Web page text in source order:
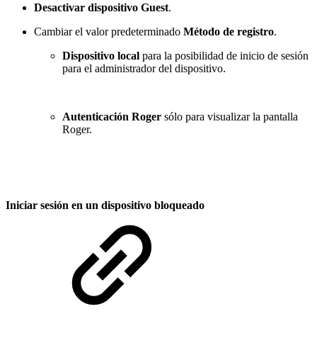
Desactivar dispositivo Guest.
Cambiar el valor predeterminado Método de registro.
Dispositivo local para la posibilidad de inicio de sesión
para el administrador del dispositivo.
Autenticación Roger sólo para visualizar la pantalla
Roger.
Iniciar sesión en un dispositivo bloqueado